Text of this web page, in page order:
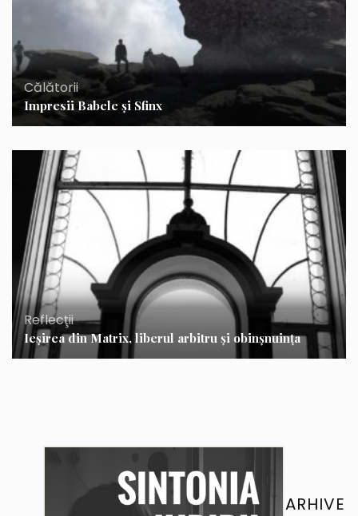
Călătorii
Impresii Babele şi Sfinx
Reflecţii
Ieșirea din Matrix, liberul arbitru și obinșnuința
ARHIVE